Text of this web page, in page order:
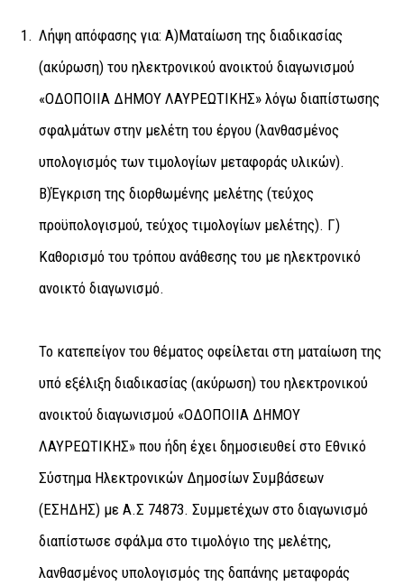
Λήψη απόφασης για: Α)Ματαίωση της διαδικασίας
(ακύρωση) του ηλεκτρονικού ανοικτού διαγωνισμού
«ΟΔΟΠΟΙΙΑ ΔΗΜΟΥ ΛΑΥΡΕΩΤΙΚΗΣ» λόγω διαπίστωσης
σφαλμάτων στην μελέτη του έργου (λανθασμένος
υπολογισμός των τιμολογίων μεταφοράς υλικών).
Β)Έγκριση της διορθωμένης μελέτης (τεύχος
προϋπολογισμού, τεύχος τιμολογίων μελέτης). Γ)
Καθορισμό του τρόπου ανάθεσης του με ηλεκτρονικό
ανοικτό διαγωνισμό.
Το κατεπείγον του θέματος οφείλεται στη ματαίωση της
υπό εξέλιξη διαδικασίας (ακύρωση) του ηλεκτρονικού
ανοικτού διαγωνισμού «ΟΔΟΠΟΙΙΑ ΔΗΜΟΥ
ΛΑΥΡΕΩΤΙΚΗΣ» που ήδη έχει δημοσιευθεί στο Εθνικό
Σύστημα Ηλεκτρονικών Δημοσίων Συμβάσεων
(ΕΣΗΔΗΣ) με Α.Σ 74873. Συμμετέχων στο διαγωνισμό
διαπίστωσε σφάλμα στο τιμολόγιο της μελέτης,
λανθασμένος υπολογισμός της δαπάνης μεταφοράς